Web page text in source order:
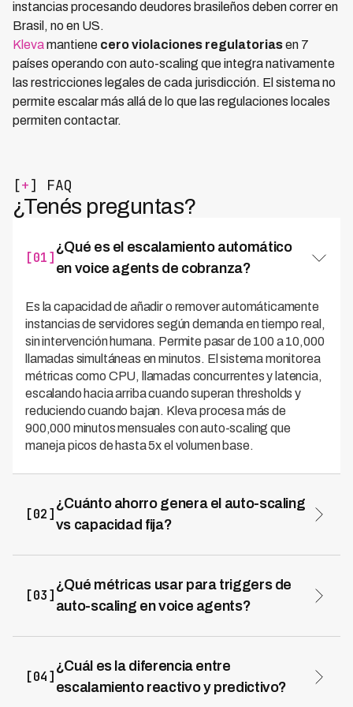
instancias procesando deudores brasileños deben correr en
Brasil, no en US.
Klevamantiene cero violaciones regulatoriasen 7
países operando con auto-scaling que integra nativamente
las restricciones legales de cada jurisdicción. El sistema no
permite escalar más allá de lo que las regulaciones locales
permiten contactar.
[+] FAQ
¿Tenés preguntas?
[01]
¿Qué es el escalamiento automático
en voice agents de cobranza?
Es la capacidad de añadir o remover automáticamente
instancias de servidores según demanda en tiempo real,
sin intervención humana. Permite pasar de 100 a 10,000
llamadas simultáneas en minutos. El sistema monitorea
métricas como CPU, llamadas concurrentes y latencia,
escalando hacia arriba cuando superan thresholds y
reduciendo cuando bajan. Kleva procesa más de
900,000 minutos mensuales con auto-scaling que
maneja picos de hasta 5x el volumen base.
[02]
¿Cuánto ahorro genera el auto-scaling
vs capacidad fija?
picos. Una operación con capacidad fija de 50
instancias costaría $8,500/mes con 35% de utilización,
mientras que auto-scaling básico reduce a $4,250 (25
utilización). Kleva documenta 70% de reducción en
costos operativos totales.
[03]
¿Qué métricas usar para triggers de
auto-scaling en voice agents?
(mayor a 80% de capacidad), tiempo de espera en cola
(mayor a 15 segundos) y latencia de respuesta (mayor a
800ms en percentil 95). La mejor práctica es combinar
[04]
¿Cuál es la diferencia entre
escalamiento reactivo y predictivo?